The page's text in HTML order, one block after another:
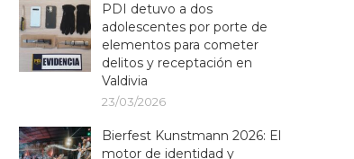
PDI detuvo a dos
adolescentes por porte de
elementos para cometer
delitos y receptación en
Valdivia
23/03/2026
Bierfest Kunstmann 2026: El
motor de identidad y